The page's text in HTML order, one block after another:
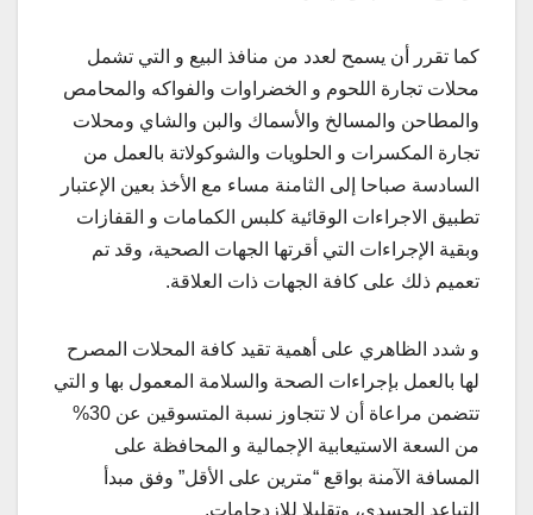
كما تقرر أن يسمح لعدد من منافذ البيع و التي تشمل
محلات تجارة اللحوم و الخضراوات والفواكه والمحامص
والمطاحن والمسالخ والأسماك والبن والشاي ومحلات
تجارة المكسرات و الحلويات والشوكولاتة بالعمل من
السادسة صباحا إلى الثامنة مساء مع الأخذ بعين الإعتبار
تطبيق الاجراءات الوقائية كلبس الكمامات و القفازات
وبقية الإجراءات التي أقرتها الجهات الصحية، وقد تم
تعميم ذلك على كافة الجهات ذات العلاقة.
و شدد الظاهري على أهمية تقيد كافة المحلات المصرح
لها بالعمل بإجراءات الصحة والسلامة المعمول بها و التي
تتضمن مراعاة أن لا تتجاوز نسبة المتسوقين عن 30%
من السعة الاستيعابية الإجمالية و المحافظة على
المسافة الآمنة بواقع “مترين على الأقل” وفق مبدأ
التباعد الجسدي، وتقليلا للازدحامات.